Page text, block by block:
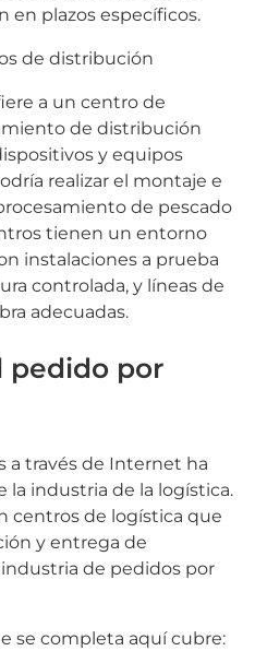
en plazos específicos.
de distribución
a un centro de
de distribución
y equipos
realizar el montaje e
de pescado
tienen un entorno
instalaciones a prueba
controlada, y líneas de
adecuadas.
pedido por
a través de Internet ha
industria de la logística.
centros de logística que
y entrega de
de pedidos por
se completa aquí cubre: